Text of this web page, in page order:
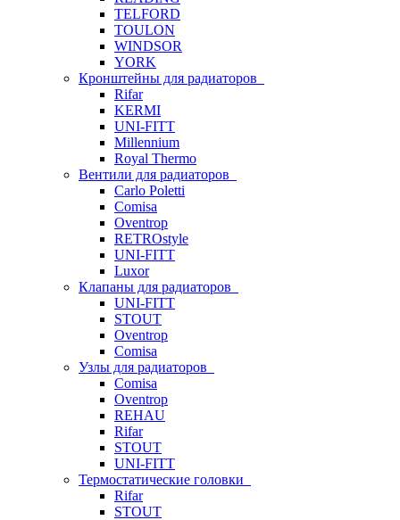
TELFORD
TOULON
WINDSOR
YORK
Кронштейны для радиаторов
Rifar
KERMI
UNI-FITT
Millennium
Royal Thermo
Вентили для радиаторов
Carlo Poletti
Comisa
Oventrop
RETROstyle
UNI-FITT
Luxor
Клапаны для радиаторов
UNI-FITT
STOUT
Oventrop
Comisa
Узлы для радиаторов
Comisa
Oventrop
REHAU
Rifar
STOUT
UNI-FITT
Термостатические головки
Rifar
STOUT